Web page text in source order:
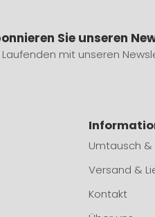
Sie unseren
mit unseren
Umtausch &
Versand &
Kontakt